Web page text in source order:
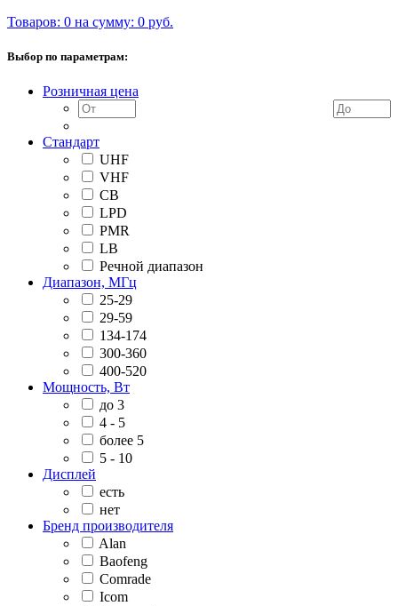
Товаров: 0 на сумму: 0 руб.
Выбор по параметрам:
Розничная цена
Стандарт
UHF
VHF
CB
LPD
PMR
LB
Речной диапазон
Диапазон, МГц
25-29
29-59
134-174
300-360
400-520
Мощность, Вт
до 3
4 - 5
более 5
5 - 10
Дисплей
есть
нет
Бренд производителя
Alan
Baofeng
Comrade
Icom